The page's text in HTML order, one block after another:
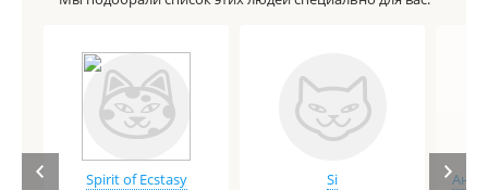
Spirit of Ecstasy Si